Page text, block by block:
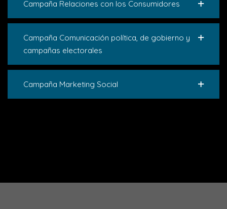
Campaña Relaciones con los Consumidores
Campaña Comunicación política, de gobierno y
campañas electorales
Campaña Marketing Social